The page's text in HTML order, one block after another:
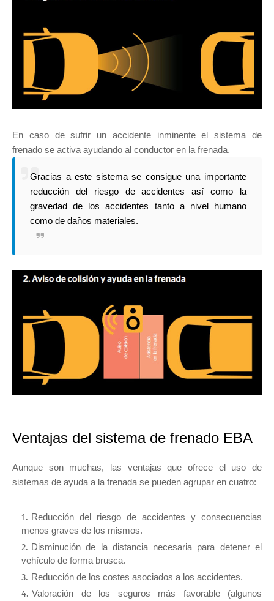
En caso de sufrir un accidente inminente el sistema de
frenado se activa ayudando al conductor en la frenada.
Gracias a este sistema se consigue una importante
reducción del riesgo de accidentes así como la
gravedad de los accidentes tanto a nivel humano
como de daños materiales.
Ventajas del sistema de frenado EBA
Aunque son muchas, las ventajas que ofrece el uso de
sistemas de ayuda a la frenada se pueden agrupar en cuatro:
Reducción del riesgo de accidentes y consecuencias
menos graves de los mismos.
Disminución de la distancia necesaria para detener el
vehículo de forma brusca.
Reducción de los costes asociados a los accidentes.
Valoración de los seguros más favorable (algunos